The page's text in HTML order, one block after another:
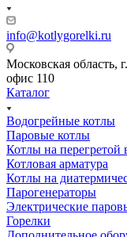
info@kotlygorelki.ru
Московская область,
офис 110
Каталог
Водогрейные котлы
Паровые котлы
Котлы на перегретой
Котловая арматура
Котлы на
Парогенераторы
Электрические
Горелки